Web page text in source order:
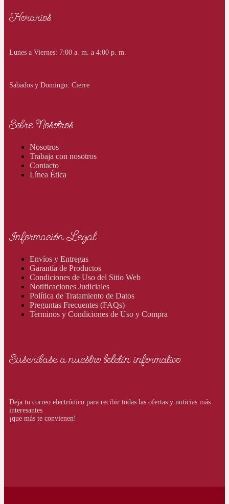
Horarios
Lunes a Viernes: 7:00 a. m. a 4:00 p. m.
Sabados y Domingo: Cierre
Sobre Nosotros
Nosotros
Trabaja con nosotros
Contacto
Línea Ética
Información Legal
Envíos y Entregas
Garantía de Productos
Condiciones de Uso del Sitio Web
Notificaciones Judiciales
Política de Tratamiento de Datos
Preguntas Frecuentes (FAQs)
Terminos y Condiciones de Uso y Compra
Suscríbase a nuestro boletín informativo
Deja tu correo electrónico para recibir todas las ofertas y noticias más
interesantes
¡que más te convienen!